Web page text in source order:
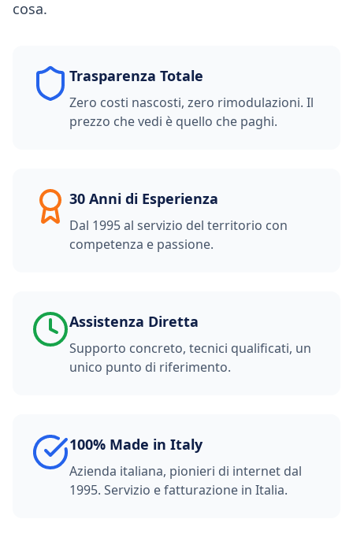
cosa.
Trasparenza Totale
Zero costi nascosti, zero rimodulazioni. Il
prezzo che vedi è quello che paghi.
30 Anni di Esperienza
Dal 1995 al servizio del territorio con
competenza e passione.
Assistenza Diretta
Supporto concreto, tecnici qualificati, un
unico punto di riferimento.
100% Made in Italy
Azienda italiana, pionieri di internet dal
1995. Servizio e fatturazione in Italia.